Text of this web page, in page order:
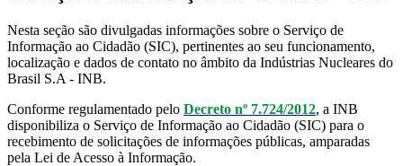
Nesta seção são divulgadas informações sobre o Serviço de
Informação ao Cidadão (SIC), pertinentes ao seu funcionamento,
localização e dados de contato no âmbito da Indústrias Nucleares do
Brasil S.A - INB.
Conforme regulamentado pelo Decreto nº 7.724/2012, a INB
disponibiliza o Serviço de Informação ao Cidadão (SIC) para o
recebimento de solicitações de informações públicas, amparadas
pela Lei de Acesso à Informação.